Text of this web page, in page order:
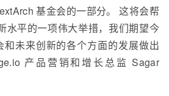
基金会的一部分。 这将会帮
水平的一项伟大举措，我们期望今
和未来创新的各个方面的发展做出
产品营销和增长总监 Sagar